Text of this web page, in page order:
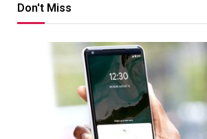
Don't Miss